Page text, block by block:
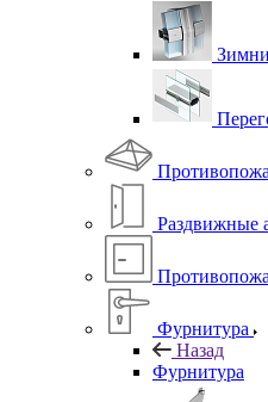
Раздвижные
Фурнитура
Назад
Фурнитура